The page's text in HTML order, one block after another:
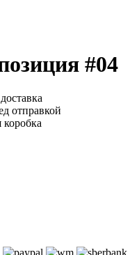
#04
отправкой